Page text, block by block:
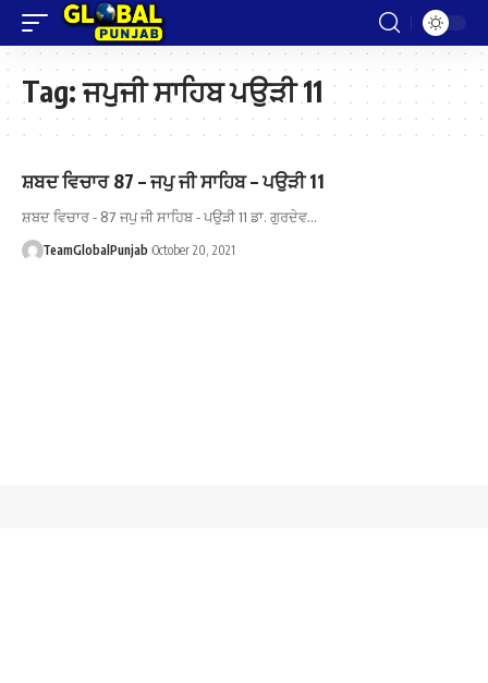
Tag:ਜਪੁਜੀ ਸਾਹਿਬ ਪਉੜੀ 11
ਸ਼ਬਦ ਵਿਚਾਰ 87 – ਜਪੁ ਜੀ ਸਾਹਿਬ – ਪਉੜੀ 11
ਸ਼ਬਦ ਵਿਚਾਰ - 87 ਜਪੁ ਜੀ ਸਾਹਿਬ - ਪਉੜੀ 11 ਡਾ. ਗੁਰਦੇਵ…
TeamGlobalPunjab October 20, 2021